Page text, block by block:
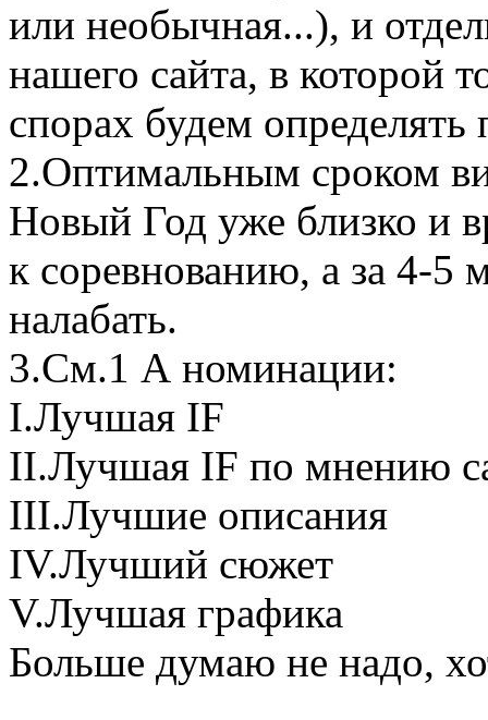
или необычная...), и
нашего сайта, в которой
спорах будем определять
2.Оптимальным сроком
Новый Год уже близко и
к соревнованию, а за 4-5
налабать.
3.См.1 А номинации:
I.Лучшая IF
II.Лучшая IF по мнению
III.Лучшие описания
IV.Лучший сюжет
V.Лучшая графика
Больше думаю не надо,